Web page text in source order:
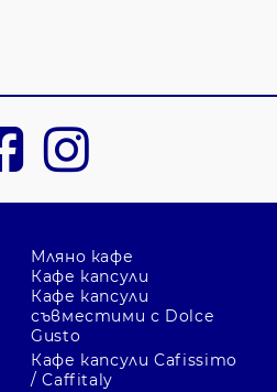
Мляно кафе
Кафе капсули
Кафе капсули
съвместими с Dolce
Gusto
Кафе капсули Cafissimo
/ Caffitaly